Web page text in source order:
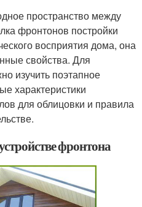
пространство между
фронтонов постройки
восприятия дома, она
свойства. Для
изучить поэтапное
характеристики
для облицовки и правила
фронтона